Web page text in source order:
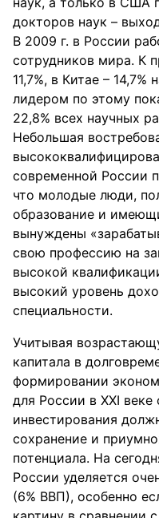
докторов наук –
В 2009 г. в России
сотрудников мира. К
11,7%, в Китае –
лидером по этому
22,8% всех научных
Небольшая
современной России
что молодые люди,
образование и
вынуждены
свою профессию на
высокой
высокий уровень
специальности.
Учитывая
капитала в
формировании
для России в XXI
инвестирования
сохранение и
потенциала. На
России уделяется
(6% ВВП), особенно